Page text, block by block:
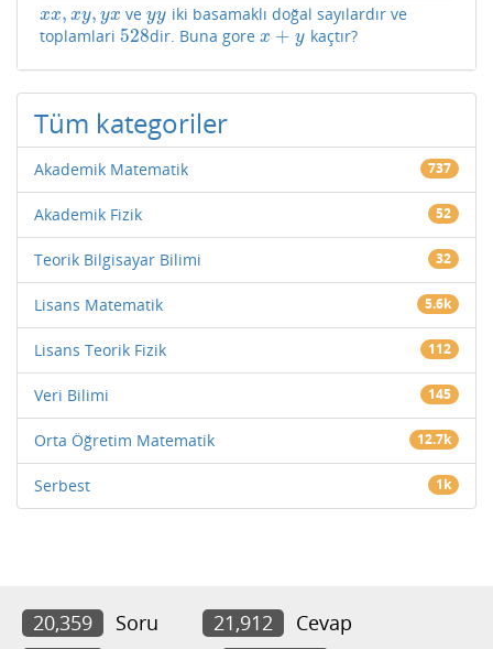
xx, xy, yx
xx,x y,yx veyy
yy iki basamaklı doğal sayılardır ve
toplamlari 528
528dir. Buna gorex + y
x+y kaçtır?
Tüm kategoriler
Akademik Matematik 737
Akademik Fizik 52
Teorik Bilgisayar Bilimi 32
Lisans Matematik 5.6k
Lisans Teorik Fizik 112
Veri Bilimi 145
Orta Öğretim Matematik 12.7k
Serbest 1k
20,359 Soru 21,912
Cevap